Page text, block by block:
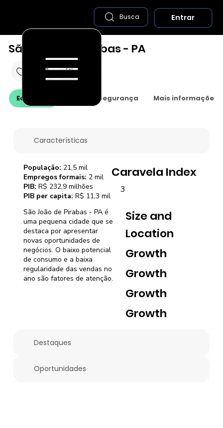
Características
São João de Pirabas - PA é
uma pequena cidade que se
destaca por apresentar
novas oportunidades de
negócios. O baixo potencial
de consumo e a baixa
regularidade das vendas no
ano são fatores de atenção.
Caravela Index
3
Size and
Location
Growth
Growth
Growth
Growth
População: 21,5 mil
Empregos formais: 2 mil
PIB: R$ 232,9 milhões
PIB per capita: R$ 11,3 mil
Destaques
Oportunidades
Economia Saúde e Segurança Mais informações
São João de Pirabas - PA
Busca Entrar